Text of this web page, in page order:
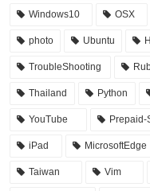
Windows10 OSX
photo Ubuntu
TroubleShooting
Thailand Python
YouTube Prepaid-
iPad MicrosoftEdge
Taiwan Vim